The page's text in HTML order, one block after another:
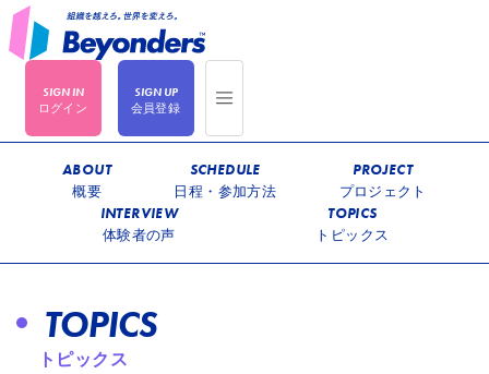
ログイン 会員登録
ABOUT
概要
SCHEDULE
日程・参加方法
PROJECT
プロジェクト
INTERVIEW
体験者の声
TOPICS
トピックス
TOPICS
トピックス